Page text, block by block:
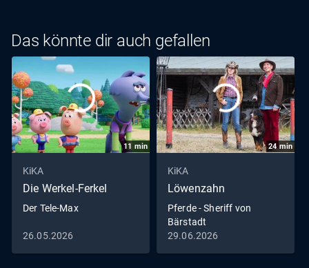
Das könnte dir auch gefallen
11 min
KiKA
Die Werkel-Ferkel
Der Tele-Max
26.05.2026
24 min
KiKA
Löwenzahn
Pferde - Sheriff von
Bärstadt
29.06.2026